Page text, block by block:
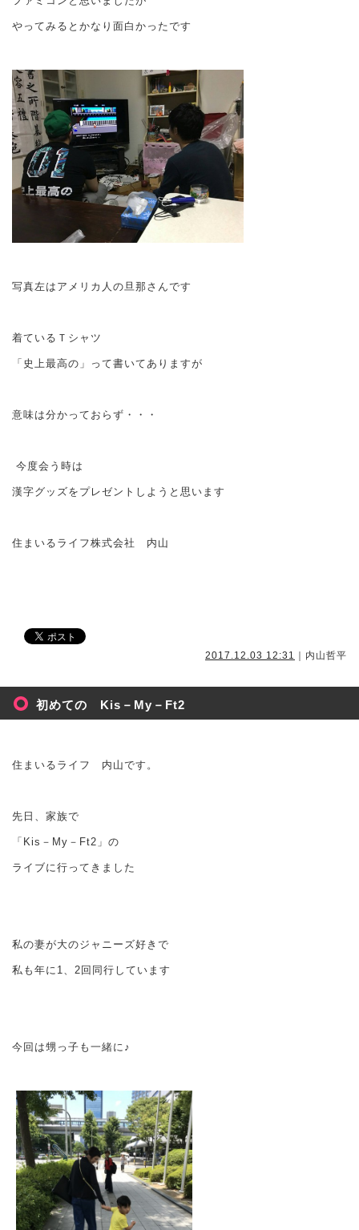
やってみるとかなり面白かったです
写真左はアメリカ人の旦那さんです
着ているＴシャツ
「史上最高の」って書いてありますが
意味は分かっておらず・・・
今度会う時は
漢字グッズをプレゼントしようと思います
住まいるライフ株式会社 内山
2017.12.03 12:31 ｜内山哲平
初めての Kis－My－Ft2
住まいるライフ 内山です。
先日、家族で
「Kis－My－Ft2」の
ライブに行ってきました
私の妻が大のジャニーズ好きで
私も年に1、2回同行しています
今回は甥っ子も一緒に♪